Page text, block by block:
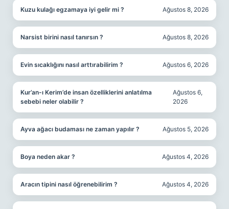
Kuzu kulağı egzamaya iyi gelir mi ? Ağustos 8, 2026
Narsist birini nasıl tanırsın ? Ağustos 8, 2026
Evin sıcaklığını nasıl arttırabilirim ? Ağustos 6, 2026
Kur’an-ı Kerim’de insan özelliklerini anlatılma
sebebi neler olabilir ?
Ağustos 6,
2026
Ayva ağacı budaması ne zaman yapılır ? Ağustos 5, 2026
Boya neden akar ? Ağustos 4, 2026
Aracın tipini nasıl öğrenebilirim ? Ağustos 4, 2026